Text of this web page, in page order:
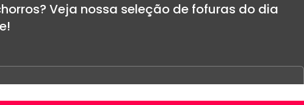
Veja nossa seleção de fofuras do dia